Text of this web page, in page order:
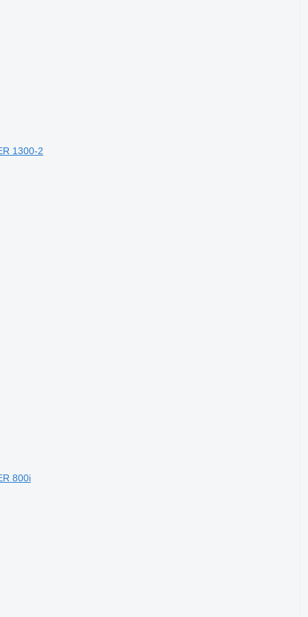
1300-2
800i